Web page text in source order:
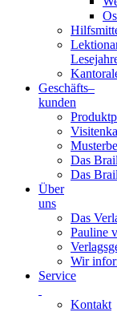
Geschäfts­–
kunden
Das
Das
Über
uns
Das
Pauline
Wir
Service
Kontakt